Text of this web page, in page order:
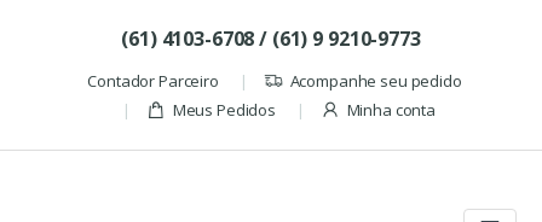
(61) 4103-6708 / (61) 9 9210-9773
Contador Parceiro
Acompanhe seu pedido
Meus Pedidos
Minha conta